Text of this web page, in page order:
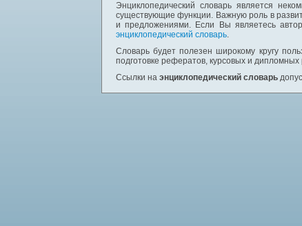
Энциклопедический словарь является
существующие функции. Важную роль в
и предложениями. Если Вы являетесь
энциклопедический словарь.
Словарь будет полезен широкому кругу
подготовке рефератов, курсовых и дипломных
Ссылки на энциклопедический словарь